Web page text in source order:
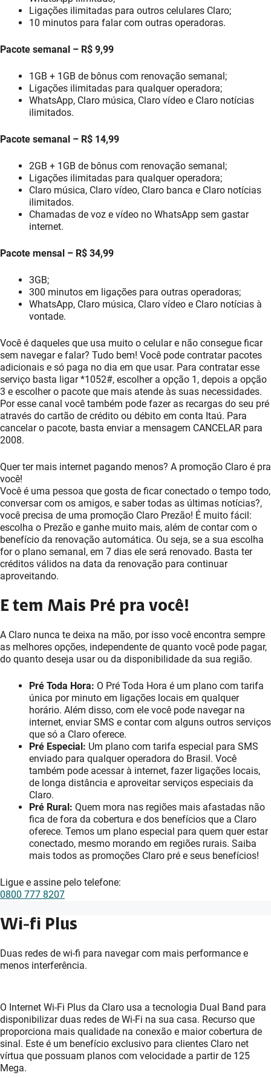
Ligações ilimitadas para outros celulares Claro;
10 minutos para falar com outras operadoras.
Pacote semanal – R$ 9,99
1GB + 1GB de bônus com renovação semanal;
Ligações ilimitadas para qualquer operadora;
WhatsApp, Claro música, Claro vídeo e Claro notícias
ilimitados.
Pacote semanal – R$ 14,99
2GB + 1GB de bônus com renovação semanal;
Ligações ilimitadas para qualquer operadora;
Claro música, Claro vídeo, Claro banca e Claro notícias
ilimitados.
Chamadas de voz e vídeo no WhatsApp sem gastar
internet.
Pacote mensal – R$ 34,99
3GB;
300 minutos em ligações para outras operadoras;
WhatsApp, Claro música, Claro vídeo e Claro notícias à
vontade.
Você é daqueles que usa muito o celular e não consegue ficar
sem navegar e falar? Tudo bem! Você pode contratar pacotes
adicionais e só paga no dia em que usar. Para contratar esse
serviço basta ligar *1052#, escolher a opção 1, depois a opção
3 e escolher o pacote que mais atende às suas necessidades.
Por esse canal você também pode fazer as recargas do seu pré
através do cartão de crédito ou débito em conta Itaú. Para
cancelar o pacote, basta enviar a mensagem CANCELAR para
2008.
Quer ter mais internet pagando menos? A promoção Claro é pra
você!
Você é uma pessoa que gosta de ficar conectado o tempo todo,
conversar com os amigos, e saber todas as últimas notícias?,
você precisa de uma promoção Claro Prezão! É muito fácil:
escolha o Prezão e ganhe muito mais, além de contar com o
benefício da renovação automática. Ou seja, se a sua escolha
for o plano semanal, em 7 dias ele será renovado. Basta ter
créditos válidos na data da renovação para continuar
aproveitando.
E tem Mais Pré pra você!
A Claro nunca te deixa na mão, por isso você encontra sempre
as melhores opções, independente de quanto você pode pagar,
do quanto deseja usar ou da disponibilidade da sua região.
Pré Toda Hora: O Pré Toda Hora é um plano com tarifa
única por minuto em ligações locais em qualquer
horário. Além disso, com ele você pode navegar na
internet, enviar SMS e contar com alguns outros serviços
que só a Claro oferece.
Pré Especial: Um plano com tarifa especial para SMS
enviado para qualquer operadora do Brasil. Você
também pode acessar à internet, fazer ligações locais,
de longa distância e aproveitar serviços especiais da
Claro.
Pré Rural: Quem mora nas regiões mais afastadas não
fica de fora da cobertura e dos benefícios que a Claro
oferece. Temos um plano especial para quem quer estar
conectado, mesmo morando em regiões rurais. Saiba
mais todos as promoções Claro pré e seus benefícios!
Ligue e assine pelo telefone:
0800 777 8207
Wi-fi Plus
Duas redes de wi-fi para navegar com mais performance e
menos interferência.
O Internet Wi-Fi Plus da Claro usa a tecnologia Dual Band para
disponibilizar duas redes de Wi-Fi na sua casa. Recurso que
proporciona mais qualidade na conexão e maior cobertura de
sinal. Este é um benefício exclusivo para clientes Claro net
vírtua que possuam planos com velocidade a partir de 125
Mega.